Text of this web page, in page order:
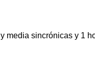
media sincrónicas y 1